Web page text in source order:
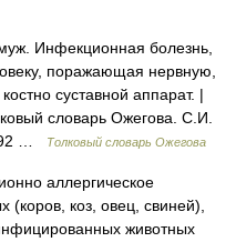
Инфекционная болезнь,
поражающая нервную,
суставной аппарат. |
словарь Ожегова. С.И.
…
Толковый словарь Ожегова
аллергическое
коз, овец, свиней),
животных